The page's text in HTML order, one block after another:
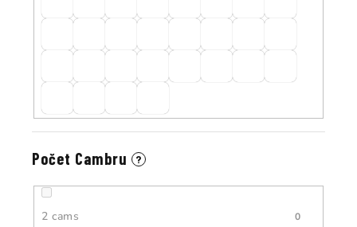
Počet Cambru ?
2 cams 0